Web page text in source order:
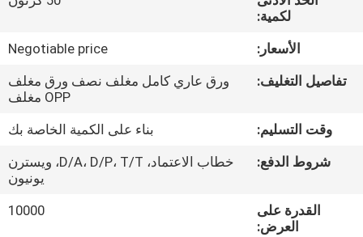
مراقبة
الجودة
اتصل
لكمية:
الأسعار:
Negotiable price
تفاصيل التغليف:
ورق عاري كامل مغلف نصف ورق مغلف
OPP مغلف
وقت التسليم:
بناء على الكمية الخاصة بك
شروط الدفع:
خطاب الاعتماد، D/A، D/P، T/T، ويسترن
يونيون
القدرة على
العرض:
10000